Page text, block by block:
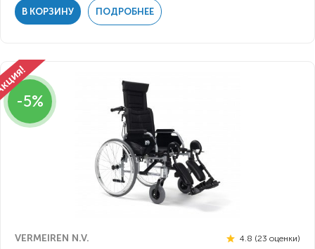
В КОРЗИНУ ПОДРОБНЕЕ
-5%
VERMEIREN N.V. 4.8 (23 оценки)